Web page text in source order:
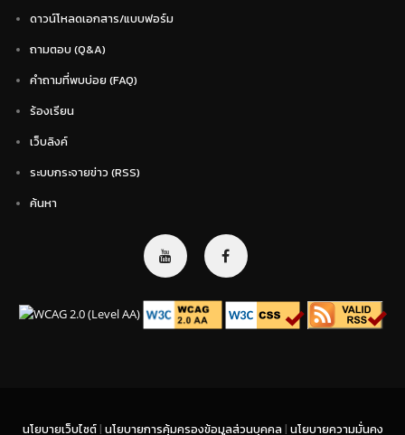
ดาวน์โหลดเอกสาร/แบบฟอร์ม
ถามตอบ (Q&A)
คำถามที่พบบ่อย (FAQ)
ร้องเรียน
เว็บลิงค์
ระบบกระจายข่าว (RSS)
ค้นหา
นโยบายเว็บไซต์ | นโยบายการคุ้มครองข้อมูลส่วนบุคคล | นโยบายความมั่นคง